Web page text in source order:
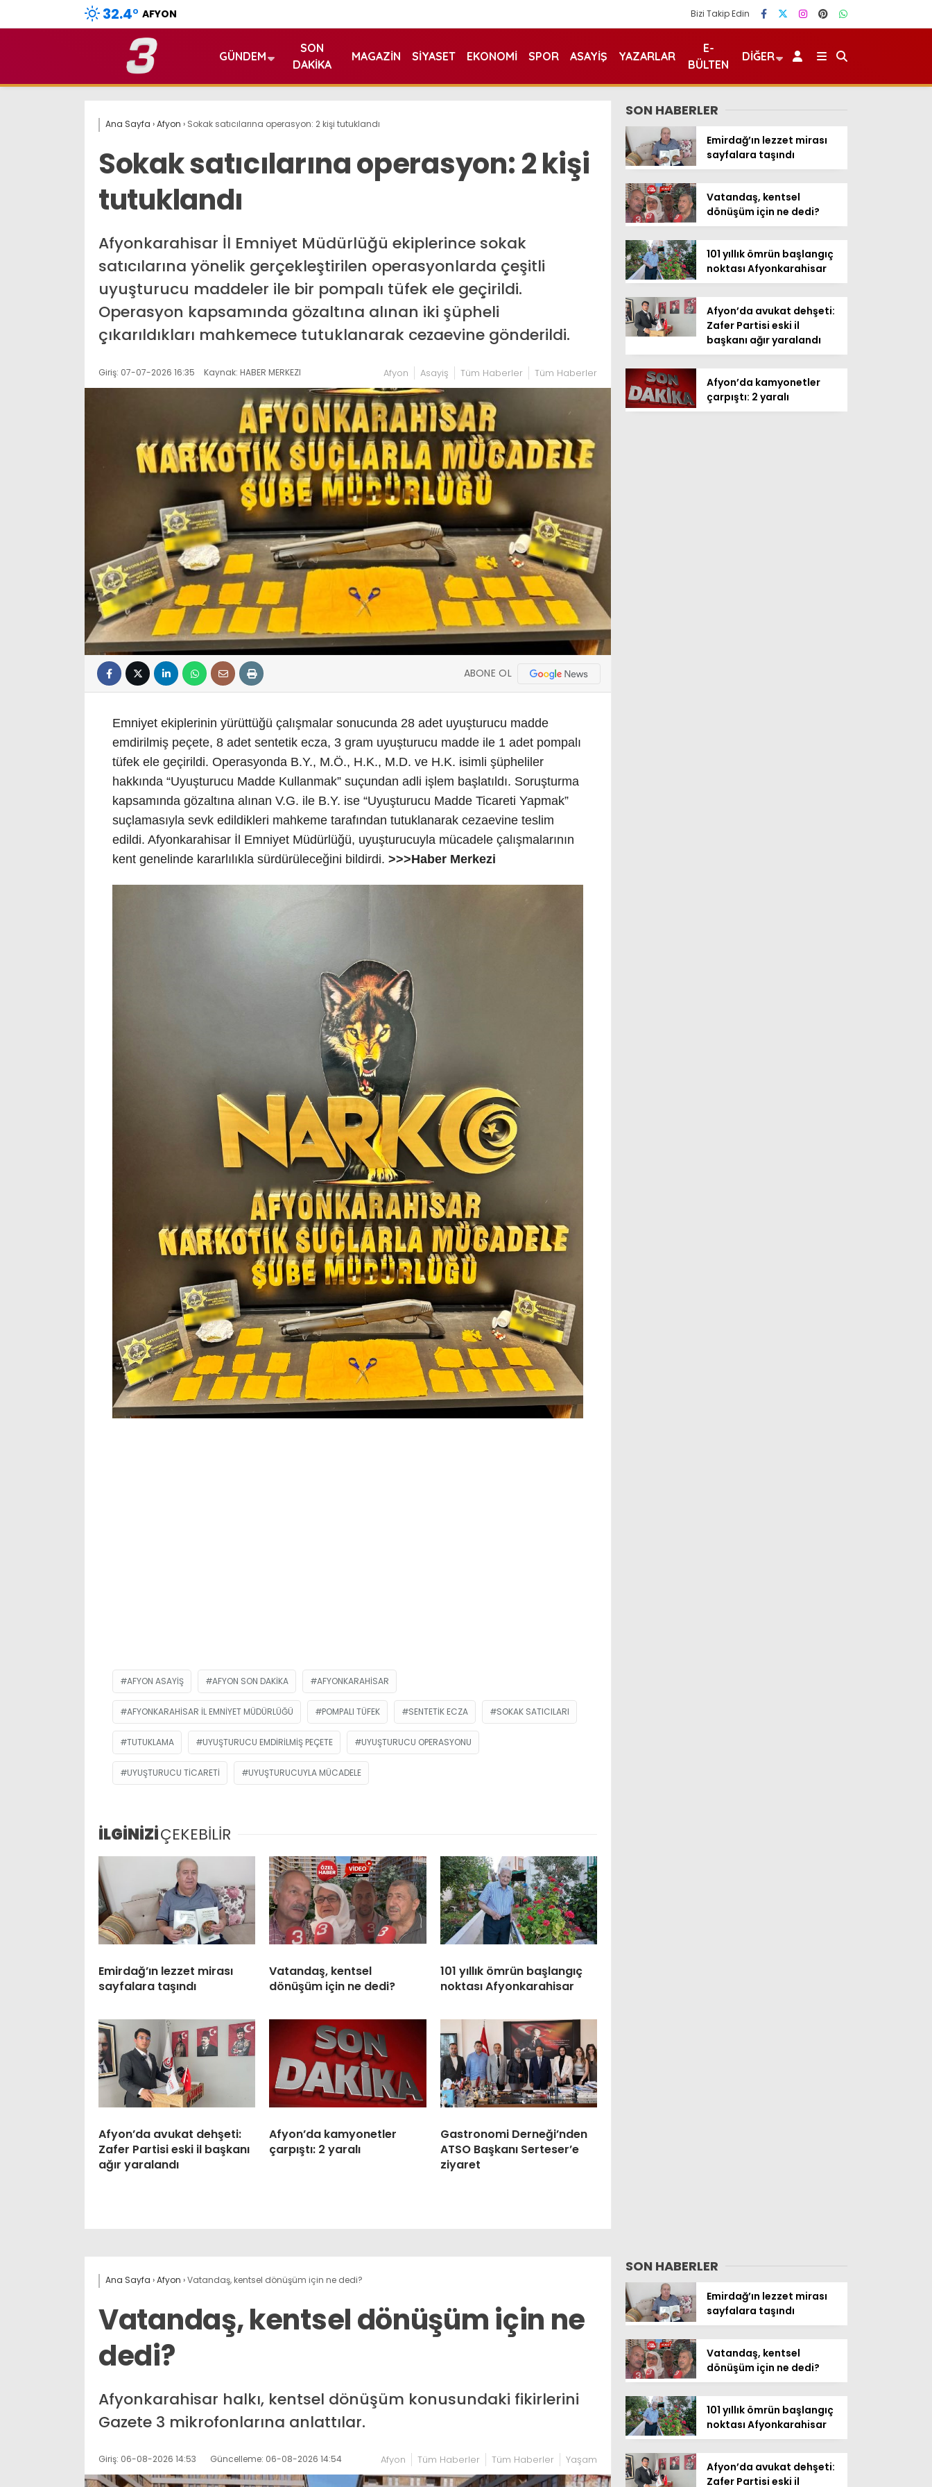
32.4° AFYON Bizi Takip Edin
GÜNDEM
SON
DAKIKA
MAGAZIN SIYASET EKONOMI SPOR ASAYIŞ YAZARLAR
E-
BÜLTEN
DIĞER
Ana Sayfa ›Afyon › Sokak satıcılarına operasyon: 2 kişi tutuklandı
Sokak satıcılarına operasyon: 2 kişi
tutuklandı
Afyonkarahisar İl Emniyet Müdürlüğü ekiplerince sokak
satıcılarına yönelik gerçekleştirilen operasyonlarda çeşitli
uyuşturucu maddeler ile bir pompalı tüfek ele geçirildi.
Operasyon kapsamında gözaltına alınan iki şüpheli
çıkarıldıkları mahkemece tutuklanarak cezaevine gönderildi.
Giriş: 07-07-2026 16:35 Kaynak: HABER MERKEZI Afyon Asayiş Tüm Haberler Tüm Haberler
ABONE OL
Emniyet ekiplerinin yürüttüğü çalışmalar sonucunda 28 adet uyuşturucu madde
emdirilmiş peçete, 8 adet sentetik ecza, 3 gram uyuşturucu madde ile 1 adet pompalı
tüfek ele geçirildi. Operasyonda B.Y., M.Ö., H.K., M.D. ve H.K. isimli şüpheliler
hakkında “Uyuşturucu Madde Kullanmak” suçundan adli işlem başlatıldı. Soruşturma
kapsamında gözaltına alınan V.G. ile B.Y. ise “Uyuşturucu Madde Ticareti Yapmak”
suçlamasıyla sevk edildikleri mahkeme tarafından tutuklanarak cezaevine teslim
edildi. Afyonkarahisar İl Emniyet Müdürlüğü, uyuşturucuyla mücadele çalışmalarının
kent genelinde kararlılıkla sürdürüleceğini bildirdi. >>>Haber Merkezi
AFYON ASAYIŞ AFYON SON DAKIKA AFYONKARAHISAR
AFYONKARAHISAR İL EMNIYET MÜDÜRLÜĞÜ POMPALI TÜFEK SENTETIK ECZA SOKAK SATICILARI
TUTUKLAMA UYUŞTURUCU EMDIRILMIŞ PEÇETE UYUŞTURUCU OPERASYONU
UYUŞTURUCU TICARETI UYUŞTURUCUYLA MÜCADELE
İLGİNİZİÇEKEBİLİR
Emirdağ’ın lezzet mirası
sayfalara taşındı
Vatandaş, kentsel
dönüşüm için ne dedi?
101 yıllık ömrün başlangıç
noktası Afyonkarahisar
Afyon’da avukat dehşeti:
Zafer Partisi eski il başkanı
ağır yaralandı
Afyon’da kamyonetler
çarpıştı: 2 yaralı
Gastronomi Derneği’nden
ATSO Başkanı Serteser’e
ziyaret
SON HABERLER
Emirdağ’ın lezzet mirası
sayfalara taşındı
Vatandaş, kentsel
dönüşüm için ne dedi?
101 yıllık ömrün başlangıç
noktası Afyonkarahisar
Afyon’da avukat dehşeti:
Zafer Partisi eski il
başkanı ağır yaralandı
Afyon’da kamyonetler
çarpıştı: 2 yaralı
Ana Sayfa ›Afyon ›Vatandaş, kentsel dönüşüm için ne dedi?
Vatandaş, kentsel dönüşüm için ne
dedi?
Afyonkarahisar halkı, kentsel dönüşüm konusundaki fikirlerini
Gazete 3 mikrofonlarına anlattılar.
Giriş: 06-08-2026 14:53 Güncelleme: 06-08-2026 14:54 Afyon Tüm Haberler Tüm Haberler Yaşam
SON HABERLER
Emirdağ’ın lezzet mirası
sayfalara taşındı
Vatandaş, kentsel
dönüşüm için ne dedi?
101 yıllık ömrün başlangıç
noktası Afyonkarahisar
Afyon’da avukat dehşeti:
Zafer Partisi eski il